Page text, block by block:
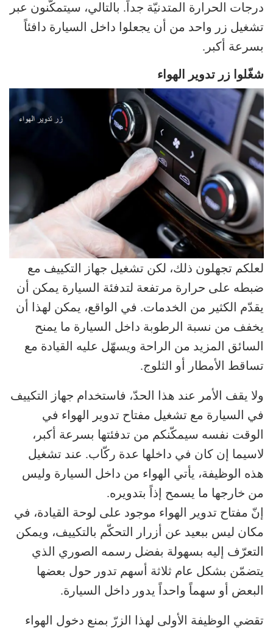
درجات الحرارة المتدنيّة جداً. بالتالي، سيتمكّنون عبر
تشغيل زر واحد من أن يجعلوا داخل السيارة دافئاً
بسرعة أكبر.
شغّلوا زر تدوير الهواء
لعلكم تجهلون ذلك، لكن تشغيل جهاز التكييف مع
ضبطه على حرارة مرتفعة لتدفئة السيارة يمكن أن
يقدّم الكثير من الخدمات. في الواقع، يمكن لهذا أن
يخفف من نسبة الرطوبة داخل السيارة ما يمنح
السائق المزيد من الراحة ويسهّل عليه القيادة مع
تساقط الأمطار أو الثلوج.
ولا يقف الأمر عند هذا الحدّ، فاستخدام جهاز التكييف
في السيارة مع تشغيل مفتاح تدوير الهواء في
الوقت نفسه سيمكّنكم من تدفئتها بسرعة أكبر،
لاسيما إن كان في داخلها عدة ركّاب. عند تشغيل
هذه الوظيفة، يأتي الهواء من داخل السيارة وليس
من خارجها ما يسمح إذاً بتدويره.
إنّ مفتاح تدوير الهواء موجود على لوحة القيادة، في
مكان ليس ببعيد عن أزرار التحكّم بالتكييف، ويمكن
التعرّف إليه بسهولة بفضل رسمه الصوري الذي
يتضمّن بشكل عام ثلاثة أسهم تدور حول بعضها
البعض أو سهماً واحداً يدور داخل السيارة.
تقضي الوظيفة الأولى لهذا الزرّ بمنع دخول الهواء